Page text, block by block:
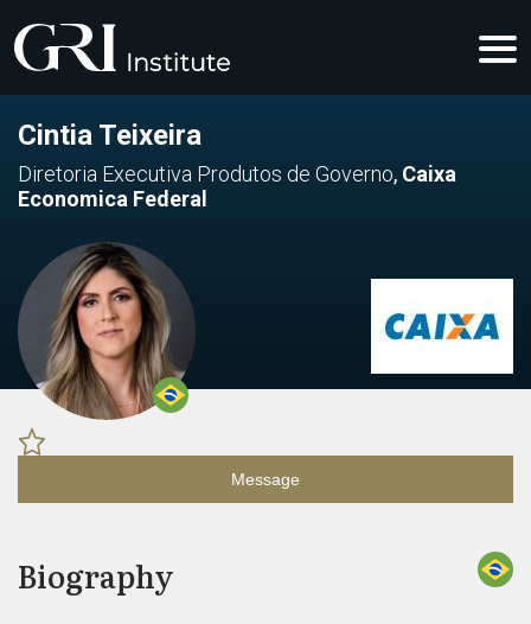
Cintia Teixeira
Diretoria Executiva Produtos de Governo, Caixa
Economica Federal
Message
Biography